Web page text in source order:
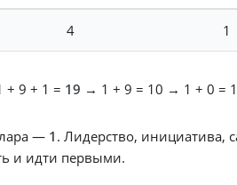
4 1
+ 9 + 1 = 19 → 1 + 9 = 10 → 1 + 0 = 1
— 1 . Лидерство, инициатива,
и идти первыми.